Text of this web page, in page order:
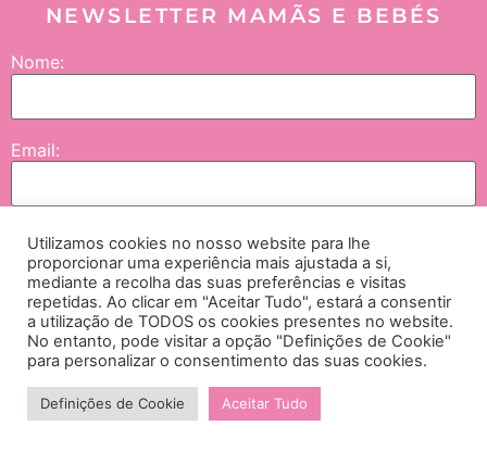
NEWSLETTER MAMÃS E BEBÉS
Nome:
Email:
Enviar
Concordo que os meus dados sejam tratados pela NGI – Lifesciences and
Healthcare International, SA., empresas do grupo e seus parceiros, e neste contexto
me seja enviada comunicação no âmbito de passatempos, campanhas e iniciativas
Utilizamos cookies no nosso website para lhe
proporcionar uma experiência mais ajustada a si,
mediante a recolha das suas preferências e visitas
repetidas. Ao clicar em "Aceitar Tudo", estará a consentir
a utilização de TODOS os cookies presentes no website.
No entanto, pode visitar a opção "Definições de Cookie"
para personalizar o consentimento das suas cookies.
Definições de Cookie Aceitar Tudo